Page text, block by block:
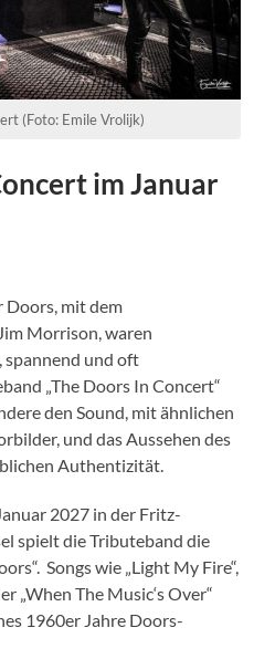
(Foto: Emile Vrolijk)
im Januar
Doors, mit dem
Morrison, waren
spannend und oft
„The Doors In Concert“
den Sound, mit ähnlichen
und das Aussehen des
Authentizität.
2027 in der Fritz-
spielt die Tributeband die
Songs wie „Light My Fire“,
„When The Music‘s Over“
1960er Jahre Doors-